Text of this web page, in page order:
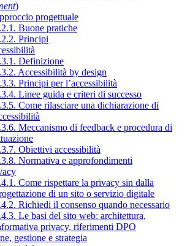
)
progettuale
Buone pratiche
Principi
Definizione
Accessibilità by design
Principi per l’accessibilità
Linee guida e criteri di successo
Come rilasciare una dichiarazione di
Meccanismo di feedback e procedura di
Obiettivi accessibilità
Normativa e approfondimenti
Come rispettare la privacy sin dalla
di un sito o servizio digitale
Richiedi il consenso quando necessario
Le basi del sito web: architettura,
privacy, riferimenti DPO
gestione e strategia